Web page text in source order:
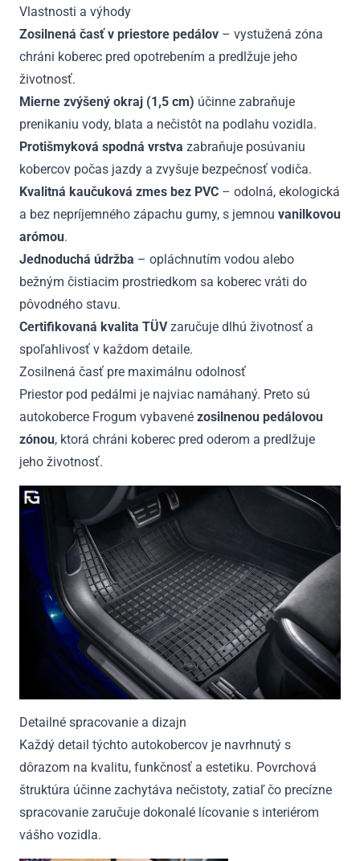
Vlastnosti a výhody
Zosilnená časť v priestore pedálov – vystužená zóna
chráni koberec pred opotrebením a predlžuje jeho
životnosť.
Mierne zvýšený okraj (1,5 cm) účinne zabraňuje
prenikaniu vody, blata a nečistôt na podlahu vozidla.
Protišmyková spodná vrstva zabraňuje posúvaniu
kobercov počas jazdy a zvyšuje bezpečnosť vodiča.
Kvalitná kaučuková zmes bez PVC – odolná, ekologická
a bez nepríjemného zápachu gumy, s jemnou vanilkovou
arómou.
Jednoduchá údržba – opláchnutím vodou alebo
bežným čistiacim prostriedkom sa koberec vráti do
pôvodného stavu.
Certifikovaná kvalita TÜVzaručuje dlhú životnosť a
spoľahlivosť v každom detaile.
Zosilnená časť pre maximálnu odolnosť
Priestor pod pedálmi je najviac namáhaný. Preto sú
autokoberce Frogum vybavené zosilnenou pedálovou
zónou, ktorá chráni koberec pred oderom a predlžuje
jeho životnosť.
Detailné spracovanie a dizajn
Každý detail týchto autokobercov je navrhnutý s
dôrazom na kvalitu, funkčnosť a estetiku. Povrchová
štruktúra účinne zachytáva nečistoty, zatiaľ čo precízne
spracovanie zaručuje dokonalé lícovanie s interiérom
vášho vozidla.